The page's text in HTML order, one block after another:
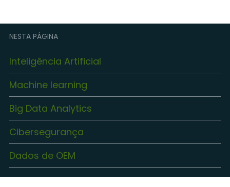
NESTA PÁGINA
Inteligência Artificial
Machine learning
Big Data Analytics
Cibersegurança
Dados de OEM